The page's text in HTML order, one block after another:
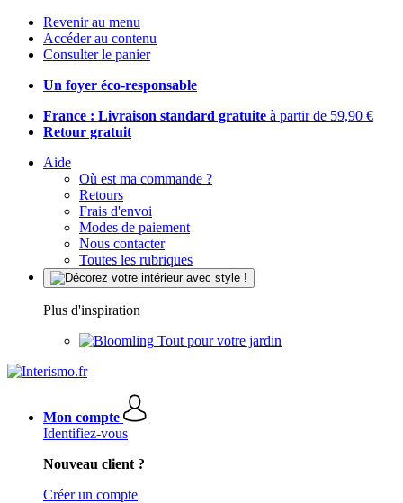
Revenir au menu
Accéder au contenu
Consulter le panier
Un foyer éco-responsable
France : Livraison standard gratuite à partir de 59,90 €
Retour gratuit
Aide
Où est ma commande ?
Retours
Frais d'envoi
Modes de paiement
Nous contacter
Toutes les rubriques
Plus d'inspiration
Tout pour votre jardin
Mon compte
Identifiez-vous
Nouveau client ?
Créer un compte